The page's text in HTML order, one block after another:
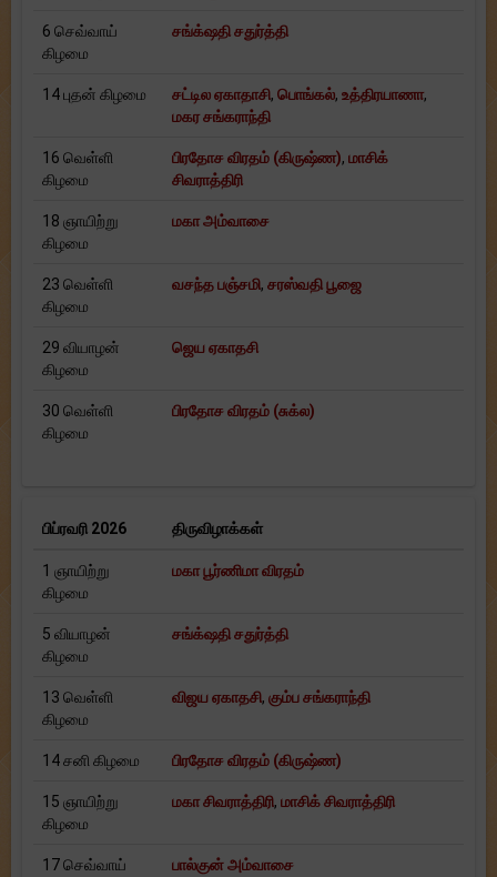
6 செவ்வாய்
கிழமை
சங்க்‌ஷதி சதுர்த்தி
14 புதன் கிழமை சட்டில ஏகாதாசி, பொங்கல், உத்திரயாணா,
மகர சங்கராந்தி
16 வெள்ளி
கிழமை
பிரதோச விரதம் (கிருஷ்ண), மாசிக்
சிவராத்திரி
18 ஞாயிற்று
கிழமை
மகா அம்வாசை
23 வெள்ளி
கிழமை
வசந்த பஞ்சமி, சரஸ்வதி பூஜை
29 வியாழன்
கிழமை
ஜெய ஏகாதசி
30 வெள்ளி
கிழமை
பிரதோச விரதம் (சுக்ல)
பிப்ரவரி 2026 திருவிழாக்கள்
1 ஞாயிற்று
கிழமை
மகா பூர்ணிமா விரதம்
5 வியாழன்
கிழமை
சங்க்‌ஷதி சதுர்த்தி
13 வெள்ளி
கிழமை
விஜய ஏகாதசி, கும்ப சங்கராந்தி
14 சனி கிழமை பிரதோச விரதம் (கிருஷ்ண)
15 ஞாயிற்று
கிழமை
மகா சிவராத்திரி, மாசிக் சிவராத்திரி
17 செவ்வாய்
பால்குன் அம்வாசை